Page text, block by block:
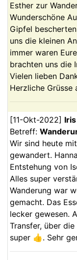
Esther zur
Wunderschöne
Gipfel
uns die kleinen
immer waren
brachten uns die
Vielen lieben
Herzliche Grüsse
[11-Okt-2022] Iris
Betreff:
Wir sind heute
gewandert.
Entstehung von
Alles super
Wanderung war
gemacht. Das
lecker gewesen.
Transfer, über
super 👍. Sehr